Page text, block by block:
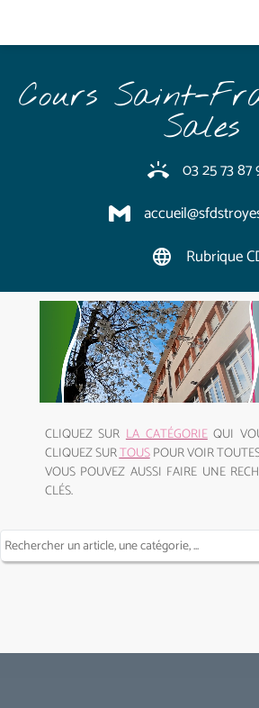
Cours Saint-
Sales
ring_volume
03 25 73 87
language Rubrique
CLIQUEZ SUR LA CATÉGORIEQUI
CLIQUEZ SURTOUSPOUR VOIR
VOUS POUVEZ AUSSI FAIRE UNE
CLÉS.